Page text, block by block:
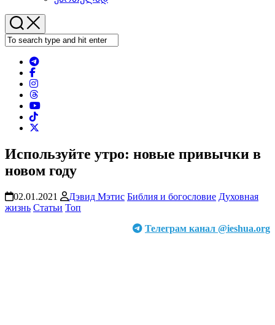
Используйте утро: новые привычки в
новом году
02.01.2021 Дэвид Мэтис Библия и богословие Духовная
жизнь Статьи Топ
Телеграм канал @ieshua.org